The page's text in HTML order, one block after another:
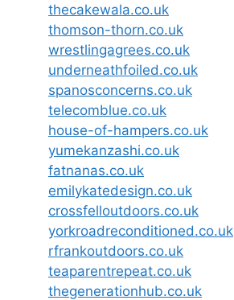
thecakewala.co.uk
thomson-thorn.co.uk
wrestlingagrees.co.uk
underneathfoiled.co.uk
spanosconcerns.co.uk
telecomblue.co.uk
house-of-hampers.co.uk
yumekanzashi.co.uk
fatnanas.co.uk
emilykatedesign.co.uk
crossfelloutdoors.co.uk
yorkroadreconditioned.co.uk
rfrankoutdoors.co.uk
teaparentrepeat.co.uk
thegenerationhub.co.uk